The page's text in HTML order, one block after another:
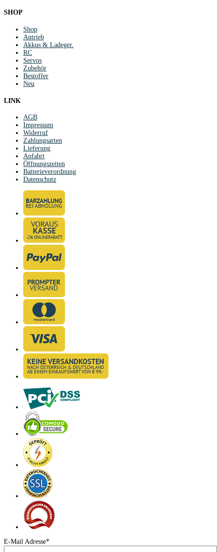
SHOP
Shop
Antrieb
Akkus & Ladeger.
RC
Servos
Zubehör
Bestoffer
Neu
LINK
AGB
Impressum
Widerruf
Zahlungsarten
Lieferung
Anfahrt
Öffnungszeiten
Batterieverordnung
Datenschutz
E-Mail Adresse*